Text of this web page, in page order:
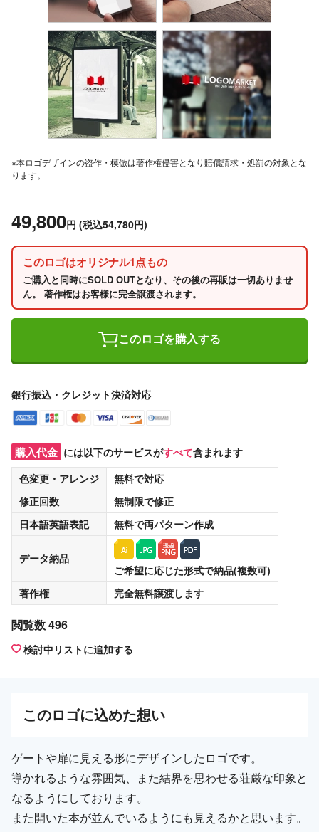
※本ロゴデザインの盗作・模倣は著作権侵害となり賠償請求・処罰の対象とな
ります。
49,800円 (税込54,780円)
このロゴはオリジナル1点もの
ご購入と同時にSOLD OUTとなり、その後の再販は一切ありませ
ん。 著作権はお客様に完全譲渡されます。
このロゴを購入する
銀行振込・クレジット決済対応
購入代金 には以下のサービスがすべて含まれます
色変更・アレンジ
無料で対応
修正回数
無制限で修正
日本語英語表記
無料で両パターン作成
データ納品
ご希望に応じた形式で納品(複数可)
著作権
完全無料譲渡します
閲覧数 496
検討中リストに追加する
このロゴに込めた想い
ゲートや扉に見える形にデザインしたロゴです。
導かれるような雰囲気、また結界を思わせる荘厳な印象と
なるようにしております。
また開いた本が並んでいるようにも見えるかと思います。